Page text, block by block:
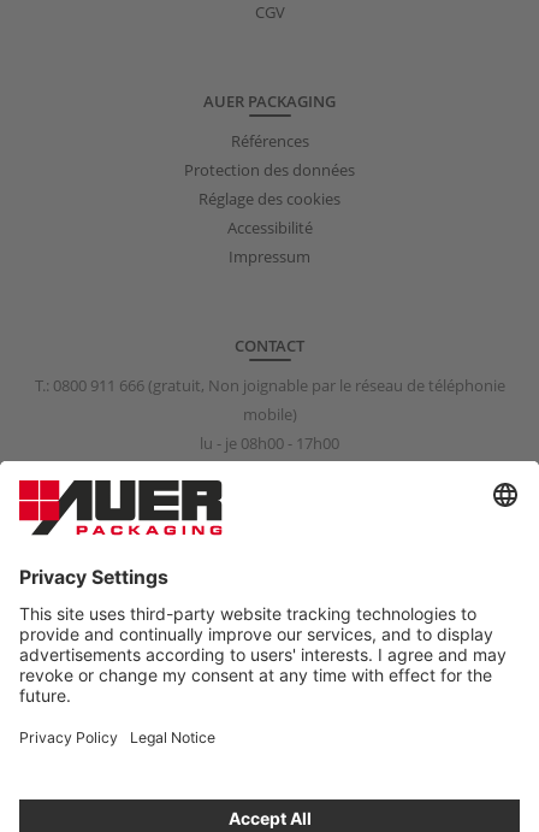
CGV
AUER PACKAGING
Références
Protection des données
Réglage des cookies
Accessibilité
Impressum
CONTACT
T.: 0800 911 666(gratuit, Non joignable par le réseau de téléphonie
mobile)
lu - je 08h00 - 17h00
info@auer-packaging.fr
Vous achetez en tant que client professionnel. Dans la boutique